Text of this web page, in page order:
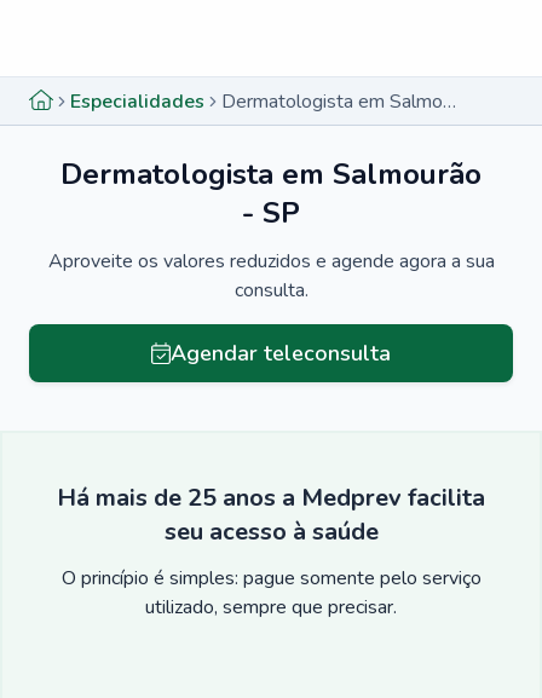
Especialidades Dermatologista em Salmourão - SP
Dermatologista em Salmourão
- SP
Aproveite os valores reduzidos e agende agora a sua
consulta.
Agendar teleconsulta
Há mais de 25 anos a Medprev facilita
seu acesso à saúde
O princípio é simples: pague somente pelo serviço
utilizado, sempre que precisar.